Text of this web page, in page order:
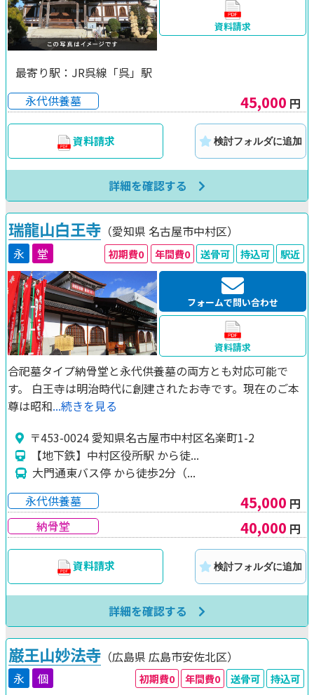
最寄り駅：JR呉線「呉」駅
永代供養墓
45,000 円
資料請求
資料請求 検討フォルダに追加
詳細を確認する
瑞龍山白王寺 （愛知県 名古屋市中村区）
永
堂 初期費0 年間費0 送骨可 持込可 駅近
〒453-0024 愛知県名古屋市中村区名楽町1-2
【地下鉄】中村区役所駅 から徒...
大門通東バス停 から徒歩2分（...
永代供養墓
45,000 円
納骨堂
40,000 円
フォームで問い合わせ
資料請求
合祀墓タイプ納骨堂と永代供養墓の両方とも対応可能で
す。 白王寺は明治時代に創建されたお寺です。現在のご本
尊は昭和...続きを見る
資料請求 検討フォルダに追加
詳細を確認する
巌王山妙法寺 （広島県 広島市安佐北区）
永
個 初期費0 年間費0 送骨可 持込可